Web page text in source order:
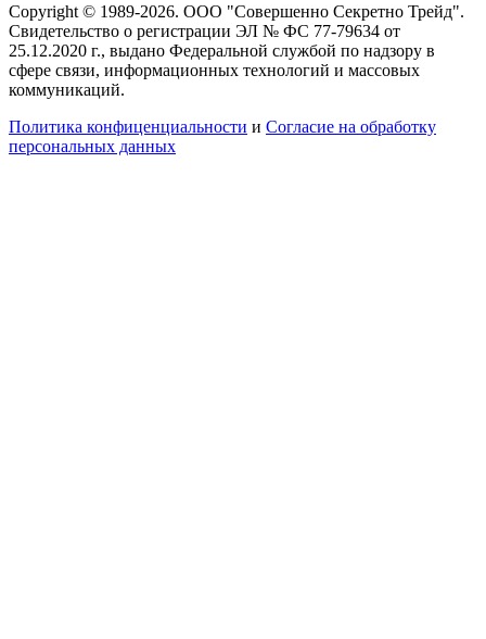
Copyright © 1989-2026. ООО "Совершенно Секретно Трейд".
Свидетельство о регистрации ЭЛ № ФС 77-79634 от
25.12.2020 г., выдано Федеральной службой по надзору в
сфере связи, информационных технологий и массовых
коммуникаций.
Политика конфиценциальности и Согласие на обработку
персональных данных